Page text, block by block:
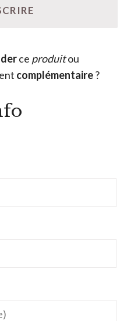
ce produitou
complémentaire?